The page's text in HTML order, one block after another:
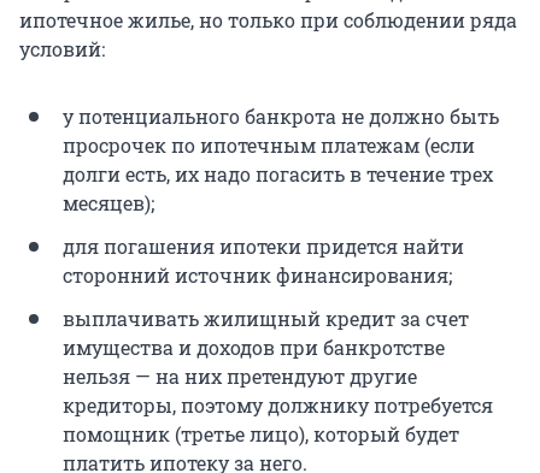
ипотечное жилье, но только при соблюдении ряда
условий:
у потенциального банкрота не должно быть
просрочек по ипотечным платежам (если
долги есть, их надо погасить в течение трех
месяцев);
для погашения ипотеки придется найти
сторонний источник финансирования;
выплачивать жилищный кредит за счет
имущества и доходов при банкротстве
нельзя — на них претендуют другие
кредиторы, поэтому должнику потребуется
помощник (третье лицо), который будет
платить ипотеку за него.